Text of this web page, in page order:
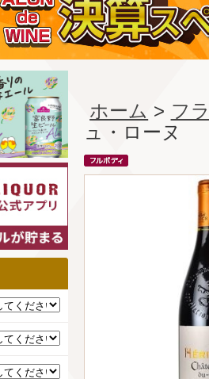
ホーム > フ
ュ・ローヌ